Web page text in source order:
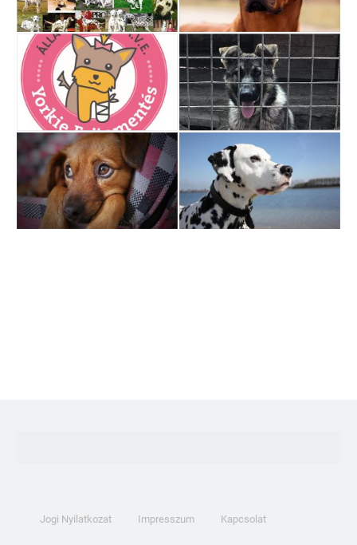
Jogi Nyilatkozat Impresszum Kapcsolat